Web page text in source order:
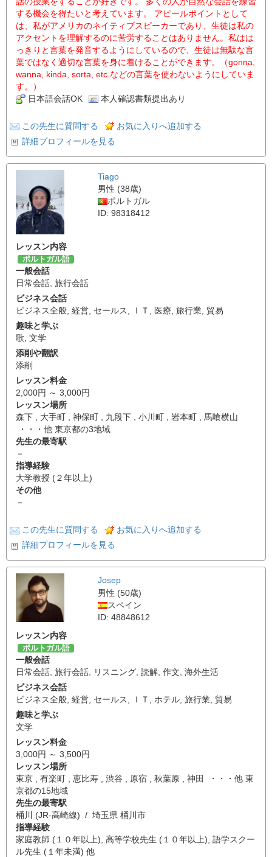
する機会を得たいと考えています。 アピールポイントとして
は、私がアメリカのネイティブスピーカーであり、生徒は私の
アクセントを理解するのに苦労することはありません。私はは
っきりと言葉を発音するようにしているので、生徒は無駄な言
葉ではなく適切な言葉を身に着けることができます。（gonna,
wanna, kinda, sorta, etc.などの言葉を使わないようにしていま
す。）
日本語会話OK
本人確認書類提出あり
この先生に質問する
お気に入りへ追加する
詳細プロフィールを見る
Tiago
男性 (38歳)
ポルトガル
ID: 98318412
レッスン内容
ポルトガル語
一般会話
日常会話, 旅行会話
ビジネス会話
ビジネス全般, 経営, セールス, ＩＴ , 医療, 旅行業, 貿易
趣味と学ぶ
歌, 文学
添削や翻訳
添削
レッスン料金
2,000円 ～ 3,000円
レッスン場所
森下 , 大手町 , 神保町 , 九段下 , 小川町 , 岩本町 , 馬喰横山
・・・他 東京都の3地域
先生の最寄駅
－
指導経験
大学教授 (２年以上)
その他
－
この先生に質問する
お気に入りへ追加する
詳細プロフィールを見る
Josep
男性 (50歳)
スペイン
ID: 48848612
レッスン内容
ポルトガル語
一般会話
日常会話 旅行会話 リスニング 読解 作文 海外生活
ビジネス会話
ビジネス全般 経営 セールス ＩＴ ホテル 旅行業 貿易
趣味と学ぶ
文学
レッスン料金
3,000円 ～ 3,500円
レッスン場所
東京 , 有楽町 , 恵比寿 , 渋谷 , 原宿 , 秋葉原 , 神田 ・・・他 東
京都の15地域
先生の最寄駅
桶川 (JR-高崎線) / 埼玉県 桶川市
指導経験
家庭教師 (１０年以上), 高等学校先生 (１０年以上), 語学スクー
ル先生 (１年未満) 他